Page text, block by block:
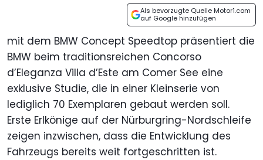
Als bevorzugte Quelle Motor1.com
auf Google hinzufügen
mit dem BMW Concept Speedtop präsentiert die
BMW beim traditionsreichen Concorso
d’Eleganza Villa d’Este am Comer See eine
exklusive Studie, die in einer Kleinserie von
lediglich 70 Exemplaren gebaut werden soll.
Erste Erlkönige auf der Nürburgring-Nordschleife
zeigen inzwischen, dass die Entwicklung des
Fahrzeugs bereits weit fortgeschritten ist.